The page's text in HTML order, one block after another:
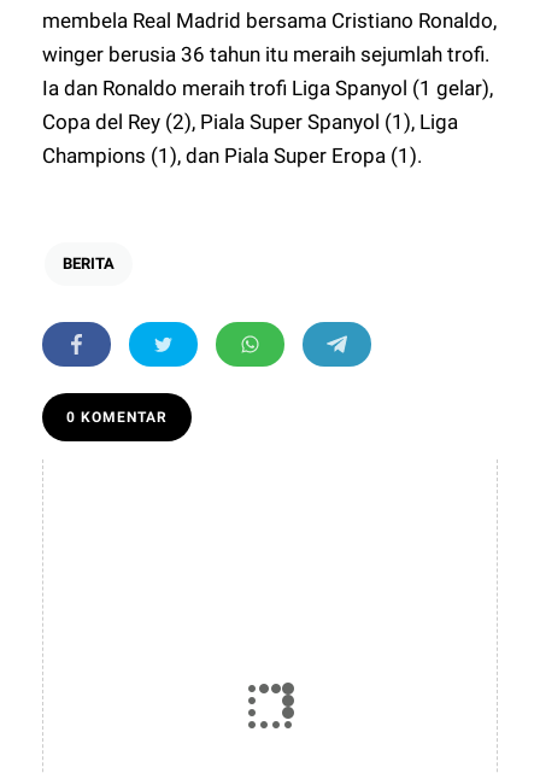
membela Real Madrid bersama Cristiano Ronaldo,
winger berusia 36 tahun itu meraih sejumlah trofi.
Ia dan Ronaldo meraih trofi Liga Spanyol (1 gelar),
Copa del Rey (2), Piala Super Spanyol (1), Liga
Champions (1), dan Piala Super Eropa (1).
BERITA
0 KOMENTAR